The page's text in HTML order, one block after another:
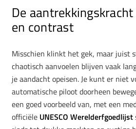
De
en contrast
Misschien klinkt het gek, maar juist
chaotisch aanvoelen blijven vaak
je aandacht opeisen. Je kunt er niet
automatische piloot doorheen
een goed voorbeeld van, met een
officiële UNESCO Werelderfgoedlijst